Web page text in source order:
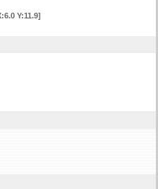
Y:11.9]